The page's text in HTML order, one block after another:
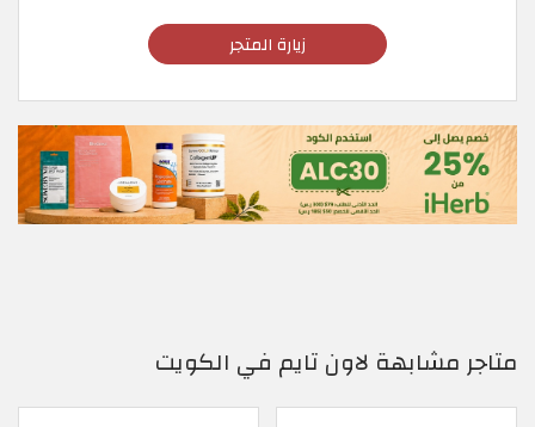
زيارة المتجر
متاجر مشابهة لاون تايم في الكويت